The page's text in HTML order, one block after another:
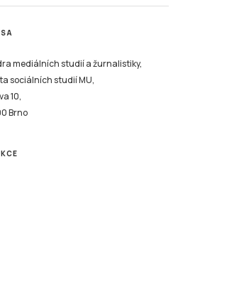
mediálních studií a žurnalistiky,
sociálních studií MU,
10,
Brno